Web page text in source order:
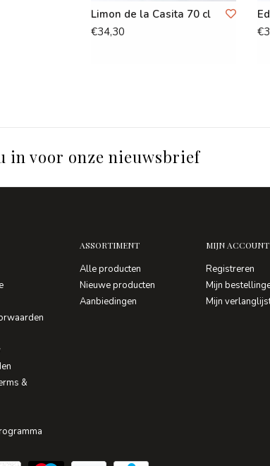
Limon de la Casita 70 cl
€34,30
in voor onze nieuwsbrief
&
ASSORTIMENT
Alle producten
Nieuwe producten
Aanbiedingen
MIJN ACCOUNT
Registreren
Mijn
Mijn